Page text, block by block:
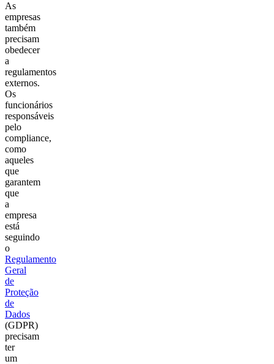
As
empresas
também
precisam
obedecer
a
regulamentos
externos.
Os
funcionários
responsáveis
pelo
compliance,
como
aqueles
que
garantem
que
a
empresa
está
seguindo
o
Regulamento
Geral
de
Proteção
de
Dados
(GDPR)
precisam
ter
um